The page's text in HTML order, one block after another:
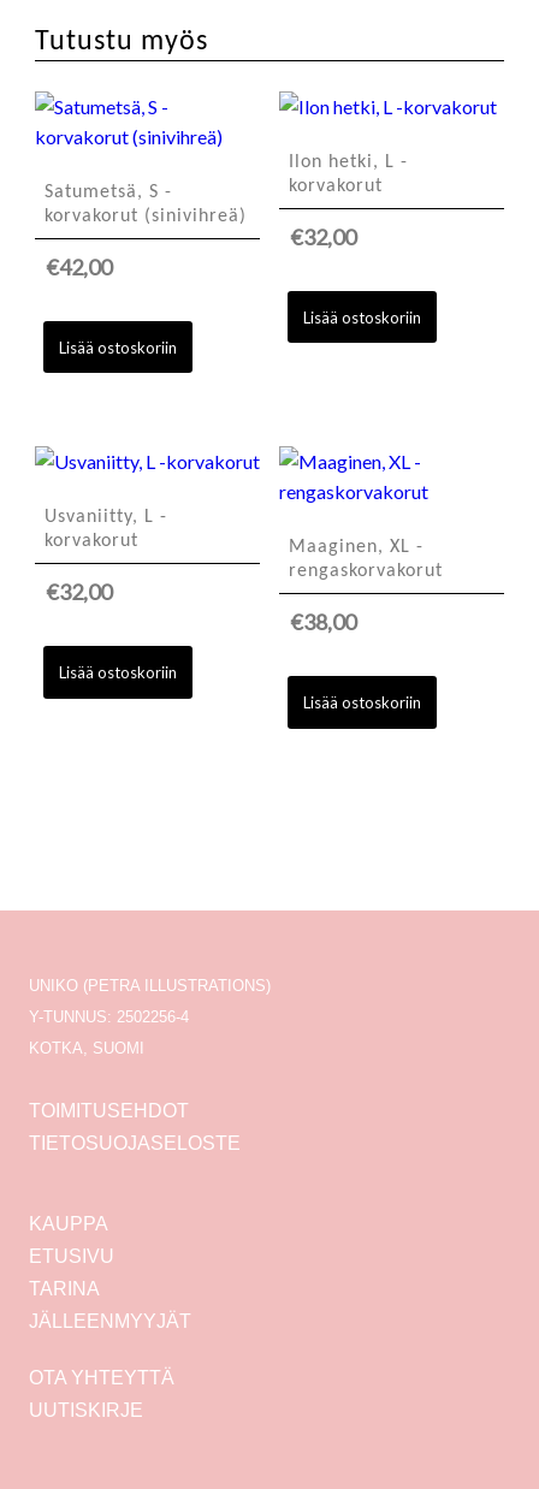
Tutustu myös
Satumetsä, S -
korvakorut (sinivihreä)
€42,00
Lisää ostoskoriin
Ilon hetki, L -
korvakorut
€32,00
Lisää ostoskoriin
Usvaniitty, L -
korvakorut
€32,00
Lisää ostoskoriin
Maaginen, XL -
rengaskorvakorut
€38,00
Lisää ostoskoriin
UNIKO (PETRA ILLUSTRATIONS)
Y-TUNNUS: 2502256-4
KOTKA, SUOMI
TOIMITUSEHDOT
TIETOSUOJASELOSTE
KAUPPA
ETUSIVU
TARINA
JÄLLEENMYYJÄT
OTA YHTEYTTÄ
UUTISKIRJE